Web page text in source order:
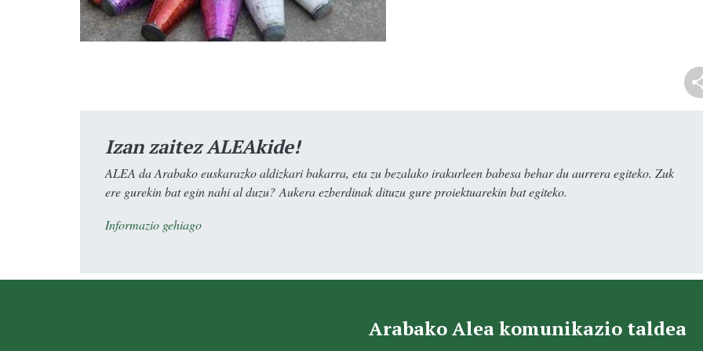
Izan zaitez ALEAkide!
ALEA da Arabako euskarazko aldizkari bakarra, eta zu bezalako irakurleen babesa behar du aurrera egiteko. Zuk
ere gurekin bat egin nahi al duzu? Aukera ezberdinak dituzu gure proiektuarekin bat egiteko.
Informazio gehiago
Arabako Alea komunikazio taldea